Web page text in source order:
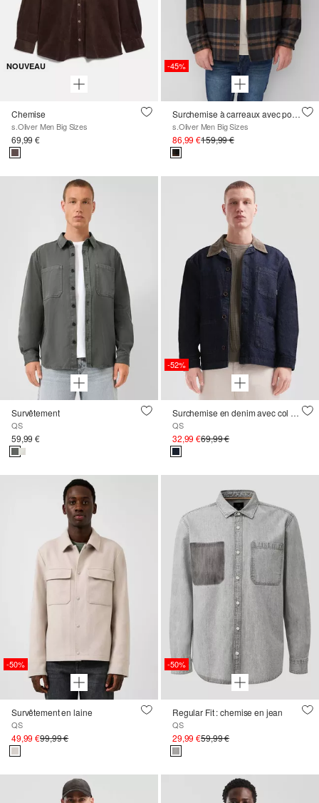
NOUVEAU
Chemise
s.Oliver Men Big Sizes
69,99 €
-45%
Surchemise à carreaux avec poches fendues
s.Oliver Men Big Sizes
86,99 €159,99 €
Survêtement
QS
59,99 €
-52%
Surchemise en denim avec col en velours côtelé
QS
32,99 €69,99 €
-50%
Survêtement en laine
QS
49,99 €99,99 €
-50%
Regular Fit : chemise en jean
QS
29,99 €59,99 €